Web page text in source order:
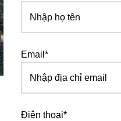
Email*
Điện thoại*